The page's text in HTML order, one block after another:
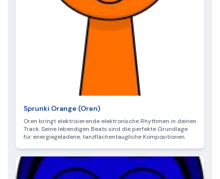
Sprunki Orange (Oren)
Oren bringt elektrisierende elektronische Rhythmen in deinen
Track. Seine lebendigen Beats sind die perfekte Grundlage
für energiegeladene, tanzflächentaugliche Kompositionen.